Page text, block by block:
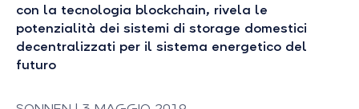
con la tecnologia blockchain, rivela le
potenzialità dei sistemi di storage domestici
decentralizzati per il sistema energetico del
futuro